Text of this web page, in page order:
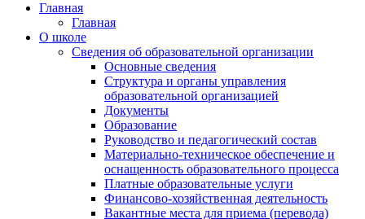
Главная
Главная
О школе
Сведения об образовательной организации
Основные сведения
Структура и органы управления
образовательной организацией
Документы
Образование
Руководство и педагогический состав
Материально-техническое обеспечение и
оснащенность образовательного процесса
Платные образовательные услуги
Финансово-хозяйственная деятельность
Вакантные места для приема (перевода)